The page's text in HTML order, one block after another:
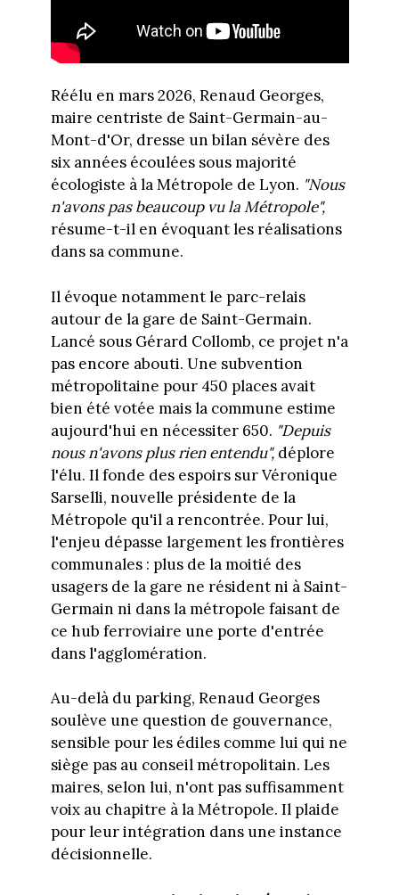
Réélu en mars 2026, Renaud Georges,
maire centriste de Saint-Germain-au-
Mont-d'Or, dresse un bilan sévère des
six années écoulées sous majorité
écologiste à la Métropole de Lyon. "Nous
n'avons pas beaucoup vu la Métropole",
résume-t-il en évoquant les réalisations
dans sa commune.
Il évoque notamment le parc-relais
autour de la gare de Saint-Germain.
Lancé sous Gérard Collomb, ce projet n'a
pas encore abouti. Une subvention
métropolitaine pour 450 places avait
bien été votée mais la commune estime
aujourd'hui en nécessiter 650. "Depuis
nous n'avons plus rien entendu", déplore
l'élu. Il fonde des espoirs sur Véronique
Sarselli, nouvelle présidente de la
Métropole qu'il a rencontrée. Pour lui,
l'enjeu dépasse largement les frontières
communales : plus de la moitié des
usagers de la gare ne résident ni à Saint-
Germain ni dans la métropole faisant de
ce hub ferroviaire une porte d'entrée
dans l'agglomération.
Au-delà du parking, Renaud Georges
soulève une question de gouvernance,
sensible pour les édiles comme lui qui ne
siège pas au conseil métropolitain. Les
maires, selon lui, n'ont pas suffisamment
voix au chapitre à la Métropole. Il plaide
pour leur intégration dans une instance
décisionnelle.